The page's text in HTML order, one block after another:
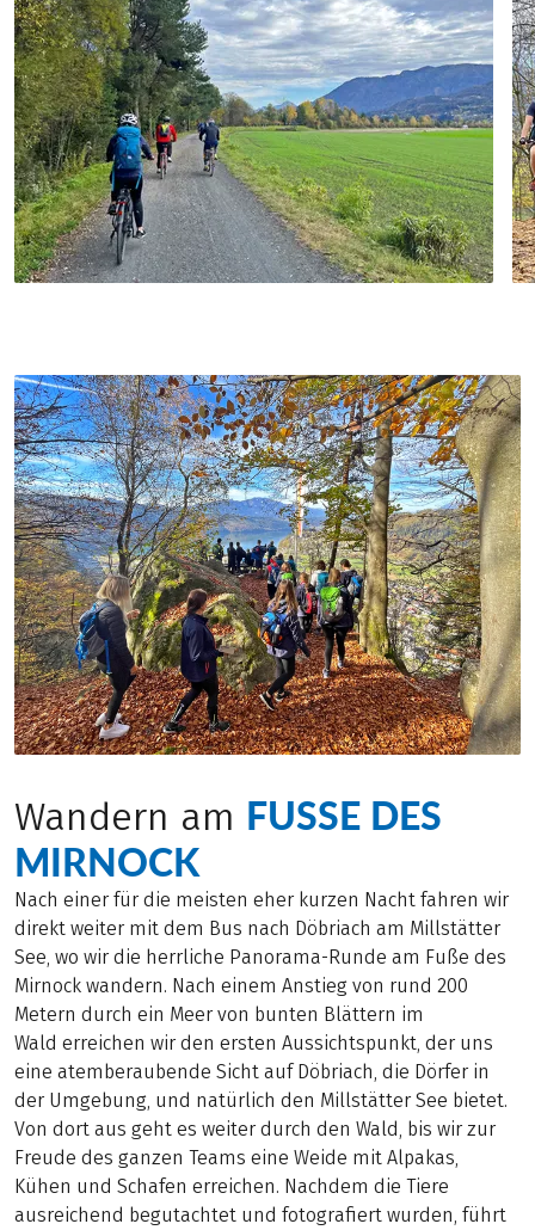
Wandern am FUSSE DES M
IRNOCK
Nach einer für die meisten eher kurzen Nacht fahren wir
direkt weiter mit dem Bus nach Döbriach am Millstätter
See, wo wir die herrliche Panorama-Runde am Fuße des
Mirnock wandern. Nach einem Anstieg von rund 200
Metern durch ein Meer von bunten Blättern im
Wald erreichen wir den ersten Aussichtspunkt, der uns
eine atemberaubende Sicht auf Döbriach, die Dörfer in
der Umgebung, und natürlich den Millstätter See bietet.
Von dort aus geht es weiter durch den Wald, bis wir zur
Freude des ganzen Teams eine Weide mit Alpakas,
Kühen und Schafen erreichen. Nachdem die Tiere
ausreichend begutachtet und fotografiert wurden, führt